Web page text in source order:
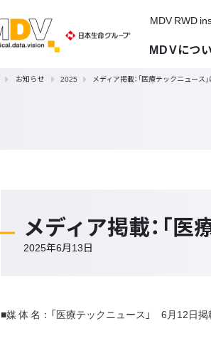
MDV RWD
MDVにつ
お知らせ 2025 メディア掲載：「医療テックニュース
メディア掲載：「
2025年6月13日
■媒 体 名：「医療テックニュース」 6月12日掲